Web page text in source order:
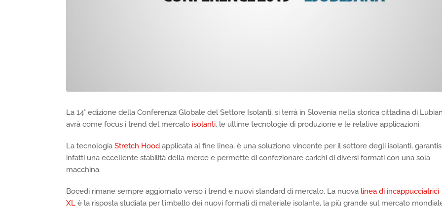
La 14° edizione della Conferenza Globale del Settore Isolanti, si terrà in Slovenia nella storica cittadina di
avrà come focus i trend del mercato isolanti, le ultime tecnologie di produzione e le relative applicazioni.
La tecnologiaStretch Hood applicata al fine linea, è una soluzione vincente per il settore degli isolanti,
infatti una eccellente stabilità della merce e permette di confezionare carichi di diversi formati con una sola
macchina.
Bocedi rimane sempre aggiornato verso i trend e nuovi standard di mercato. La nuova linea di incappucciatrici
XL è la risposta studiata per l’imballo dei nuovi formati di materiale isolante, la più grande sul mercato